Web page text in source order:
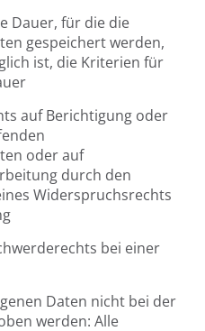
Dauer, für die die
gespeichert werden,
ist, die Kriterien für
auf Berichtigung oder
oder auf
durch den
Widerspruchsrechts
bei einer
Daten nicht bei der
werden: Alle